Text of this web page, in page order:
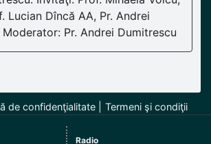
Lucian Dîncă AA, Pr. Andrei
Pr. Andrei Dumitrescu
de confidenţialitate Termeni şi condiţii
Radio